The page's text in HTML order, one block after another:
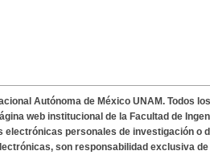
Autónoma de México UNAM. Todos
web institucional de la Facultad de
personales de investigación o
son responsabilidad exclusiva